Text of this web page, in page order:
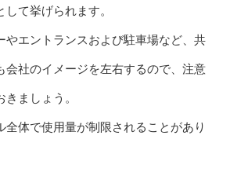
て挙げられます。
やエントランスおよび駐車場など、共
会社のイメージを左右するので、注意
ましょう。
全体で使用量が制限されることがあり